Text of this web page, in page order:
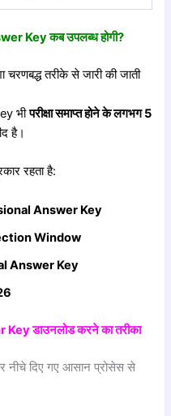
Keyकबउपलब्धहोगी?
तरीके से जारी की जाती
भीपरीक्षासमाप्तहोनेकेलगभग 5
है।
रहता है:
Answer Key
Window
Answer Key
Keyडाउनलोडकरनेकातरीका
नीचे दिए गए आसान प्रोसेस से